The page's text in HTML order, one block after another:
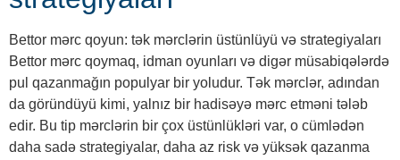
Bettor mərc qoyun: tək mərclərin üstünlüyü və strategiyaları
Bettor mərc qoymaq, idman oyunları və digər müsabiqələrdə
pul qazanmağın populyar bir yoludur. Tək mərclər, adından
da göründüyü kimi, yalnız bir hadisəyə mərc etməni tələb
edir. Bu tip mərclərin bir çox üstünlükləri var, o cümlədən
daha sadə strategiyalar, daha az risk və yüksək qazanma